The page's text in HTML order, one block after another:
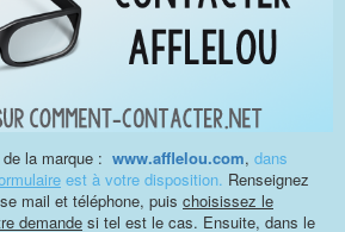
la marque : www.afflelou.com, dans
est à votre disposition. Renseignez
mail et téléphone, puis choisissez le
demande si tel est le cas. Ensuite, dans le